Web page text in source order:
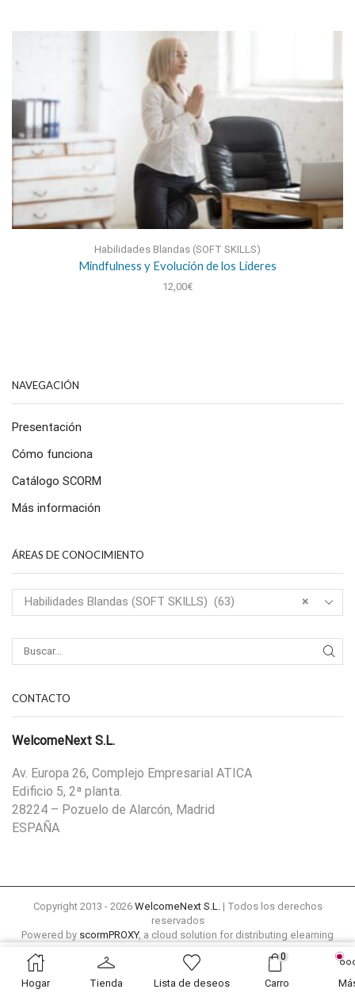
Habilidades Blandas (SOFT SKILLS)
Mindfulness y Evolución de los Líderes
12,00€
NAVEGACIÓN
Presentación
Cómo funciona
Catálogo SCORM
Más información
ÁREAS DE CONOCIMIENTO
×
Habilidades Blandas (SOFT SKILLS) (63)
CONTACTO
WelcomeNext S.L.
Av. Europa 26, Complejo Empresarial ATICA
Edificio 5, 2ª planta.
28224 – Pozuelo de Alarcón, Madrid
ESPAÑA
Copyright 2013 - 2026 WelcomeNext S.L.
| Todos los derechos
reservados
Powered by scormPROXY, a cloud solution for distributing elearning
Política de privacidad Aviso legal
18,00€
Hogar Tienda Lista de deseos
0
Carro